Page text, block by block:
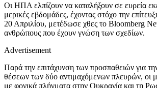
Οι ΗΠΑ ελπίζουν να καταλήξουν σε ευρεία
μερικές εβδομάδες, έχοντας στόχο την
20 Απριλίου, μετέδωσε χθες το Bloomberg
ανθρώπους που έχουν γνώση των σχεδίων.
Advertisement
Παρά την επιτάχυνση των προσπαθειών για
θέσεων των δύο αντιμαχόμενων πλευρών, οι
με φονικά πλήγματα στην Ουκρανία και τη